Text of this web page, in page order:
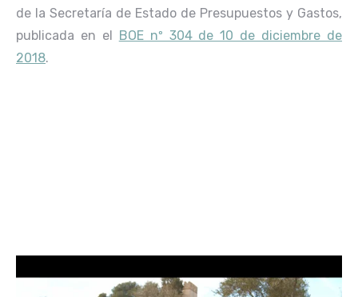
de la Secretaría de Estado de Presupuestos y Gastos,
publicada en el
BOE nº 304 de 10 de diciembre de
2018.